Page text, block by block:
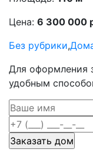
Цена: 6 300 000
Без рубрики,
Для оформления
удобным